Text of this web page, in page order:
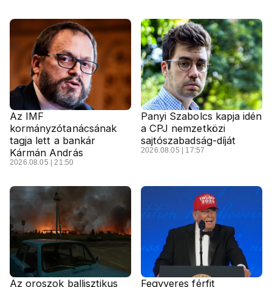
Az IMF
kormányzótanácsának
tagja lett a bankár
Kármán András
2026.08.05 | 21:50
Panyi Szabolcs kapja idén
a CPJ nemzetközi
sajtószabadság-díját
2026.08.05 | 17:57
Az oroszok ballisztikus
Fegyveres férfit